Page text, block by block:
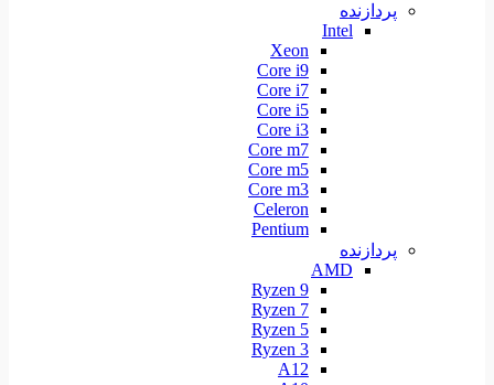
پردازنده
Intel
Xeon
Core i9
Core i7
Core i5
Core i3
Core m7
Core m5
Core m3
Celeron
Pentium
پردازنده
AMD
Ryzen 9
Ryzen 7
Ryzen 5
Ryzen 3
A12